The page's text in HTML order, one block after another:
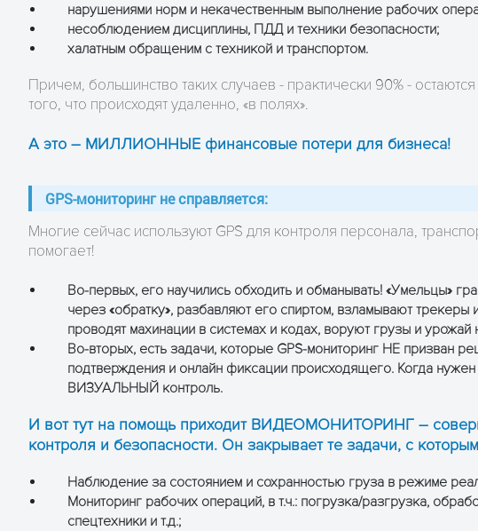
нарушениями норм и некачественным выполнение рабочих
несоблюдением дисциплины, ПДД и техники безопасности;
халатным обращеним с техникой и транспортом.
Причем, большинство таких случаев - практически 90% -
того, что происходят удаленно, «в полях».
А это – МИЛЛИОННЫЕ финансовые потери для бизнеса!
GPS-мониторинг не справляется:
Многие сейчас используют GPS для контроля персонала,
помогает!
Во-первых, его научились обходить и обманывать! «Умельцы»
через «обратку», разбавляют его спиртом, взламывают трекеры
проводят махинации в системах и кодах, воруют грузы и
Во-вторых, есть задачи, которые GPS-мониторинг НЕ призван
подтверждения и онлайн фиксации происходящего. Когда
ВИЗУАЛЬНЫЙ контроль.
И вот тут на помощь приходит ВИДЕОМОНИТОРИНГ –
контроля и безопасности. Он закрывает те задачи, с
Наблюдение за состоянием и сохранностью груза в режиме
Мониторинг рабочих операций, в т.ч.: погрузка/разгрузка,
спецтехники и т.д.;